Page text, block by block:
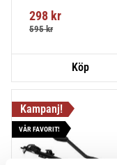
montering på din bil.
298 kr
595kr
VÅR FAVORIT!